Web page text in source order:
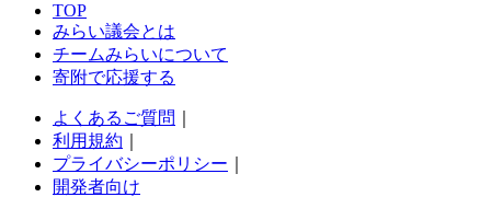
TOP
みらい議会とは
チームみらいについて
寄附で応援する
よくあるご質問
利用規約
プライバシーポリシー
開発者向け